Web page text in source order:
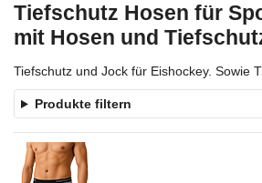
Tiefschutz Hosen für
mit Hosen und
Tiefschutz und Jock für Eishockey. Sowie
Produkte filtern